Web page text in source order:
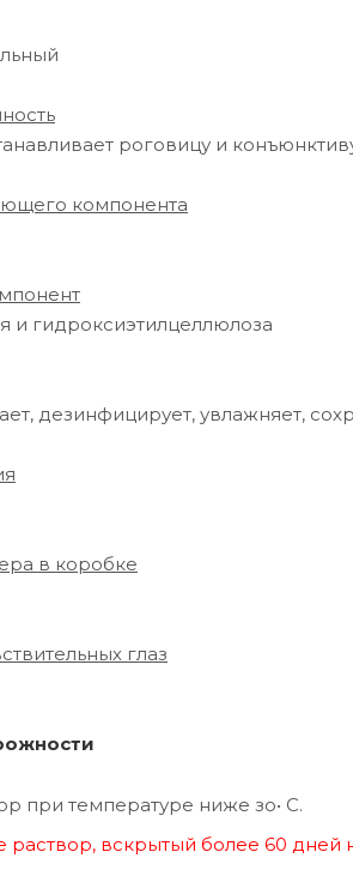
роговицу и
компонента
и гидроксиэтилцеллюлоза
дезинфицирует, увлажняет,
в коробке
глаз
при температуре ниже зо• С.
раствор, вскрытый более 60 дней